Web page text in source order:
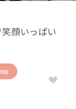
顔いっぱい
館